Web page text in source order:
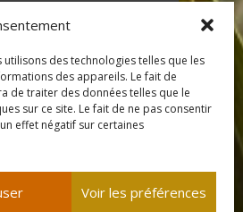
des technologies telles que les
des appareils. Le fait de
de traiter des données telles que le
sur ce site. Le fait de ne pas consentir
effet négatif sur certaines
Voir les préférences
451-5203
:
: